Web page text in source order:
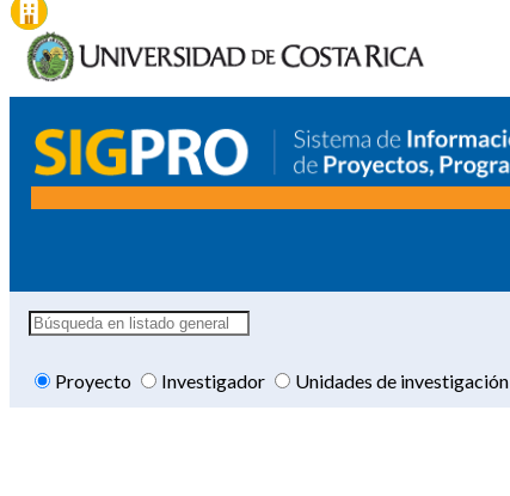
Proyecto Investigador Unidades de investigación